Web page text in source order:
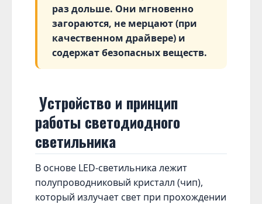
раз дольше. Они мгновенно
загораются, не мерцают (при
качественном драйвере) и
содержат безопасных веществ.
Устройство и принцип
работы светодиодного
светильника
В основе LED-светильника лежит
полупроводниковый кристалл (чип),
который излучает свет при прохождении